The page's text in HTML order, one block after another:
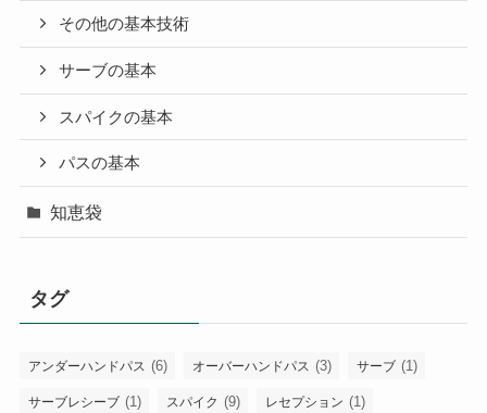
その他の基本技術
サーブの基本
スパイクの基本
パスの基本
知恵袋
タグ
アンダーハンドパス (6) オーバーハンドパス (3) サーブ (1)
サーブレシーブ (1) スパイク (9) レセプション (1)